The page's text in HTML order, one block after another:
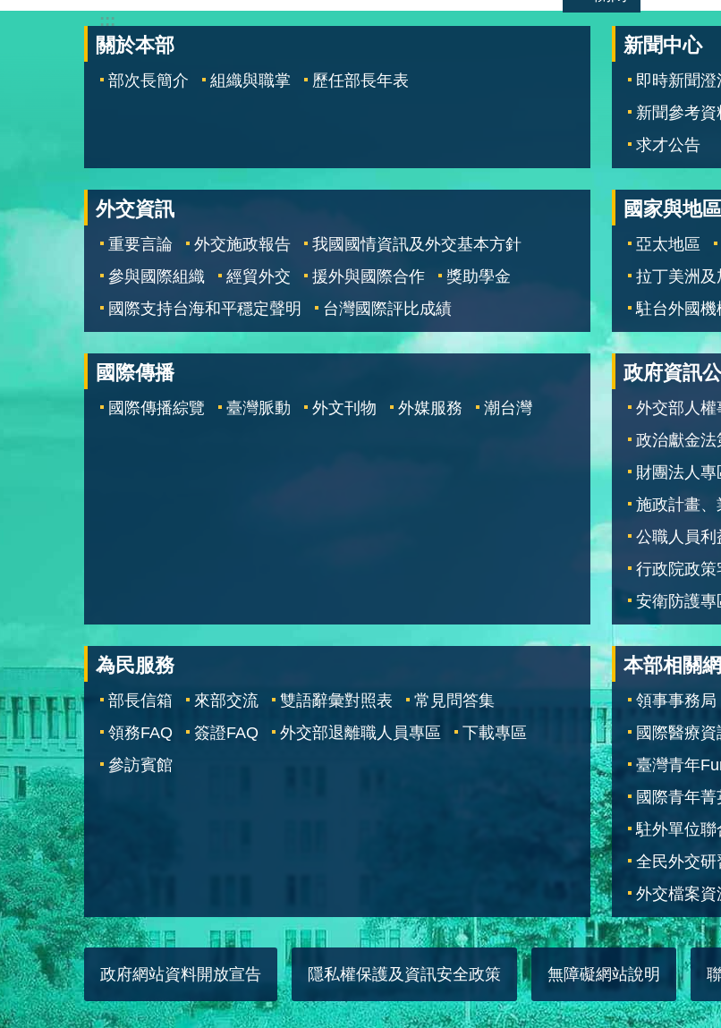
:::
關於本部
部次長簡介 組織與職掌 歷任部長年表
新聞中心
即時新聞澄
新聞參考資
求才公告
外交資訊
重要言論 外交施政報告
我國國情資訊及外交基本方針
參與國際組織
經貿外交 援外與國際合作
獎助學金
國際支持台海和平穩定聲明
台灣國際評比成績
國家與地區
亞太地區
拉丁美洲及
駐台外國機
國際傳播
國際傳播綜覽 臺灣脈動 外文刊物 外媒服務 潮台灣
政府資訊
外交部人權
政治獻金法
財團法人專
施政計畫
公職人員利
行政院政策
安衛防護專
為民服務
部長信箱 來部交流 雙語辭彙對照表
常見問答集
領務FAQ
簽證FAQ 外交部退離職人員專區
下載專區
參訪賓館
本部相關
領事事務局
國際醫療資
臺灣青年
國際青年
駐外單位聯
全民外交研
外交檔案資
政府網站資料開放宣告 隱私權保護及資訊安全政策 無障礙網站說明